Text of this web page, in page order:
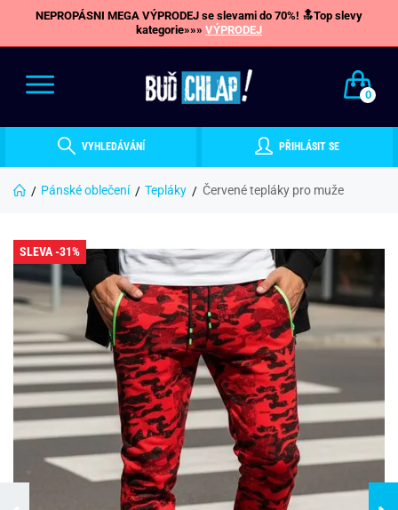
NEPROPÁSNI MEGA VÝPRODEJ se slevami do 70%! 🔝Top slevy
kategorie»»» VÝPRODEJ
0
VYHLEDÁVÁNÍ PŘIHLÁSIT SE
Pánské oblečení Tepláky Červené tepláky pro muže
SLEVA -31%